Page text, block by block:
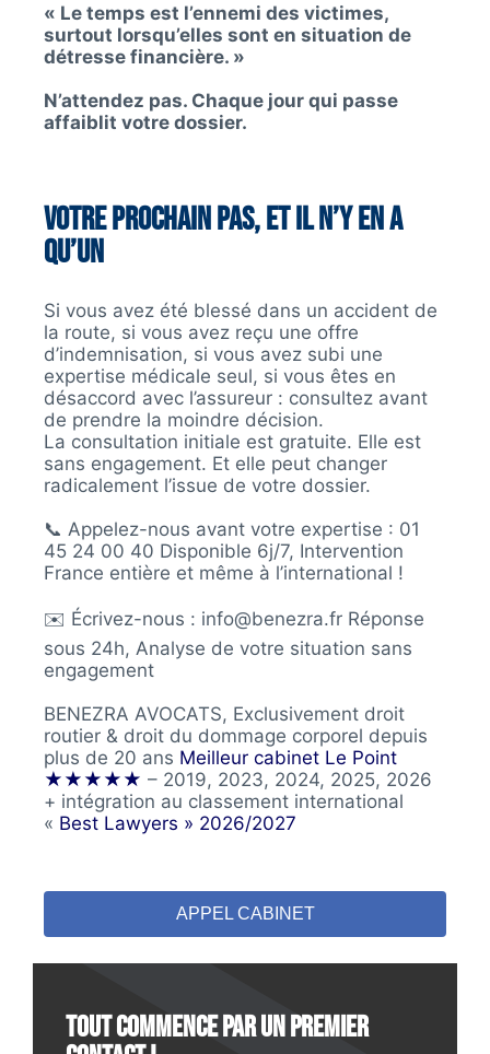
« Le temps est l’ennemi des victimes,
surtout lorsqu’elles sont en situation de
détresse financière. »
N’attendez pas. Chaque jour qui passe
affaiblit votre dossier.
Votre prochain pas, et il n’y en a
qu’un
Si vous avez été blessé dans un accident de
la route, si vous avez reçu une offre
d’indemnisation, si vous avez subi une
expertise médicale seul, si vous êtes en
désaccord avec l’assureur : consultez avant
de prendre la moindre décision.
La consultation initiale est gratuite. Elle est
sans engagement. Et elle peut changer
radicalement l’issue de votre dossier.
📞 Appelez-nous avant votre expertise : 01
45 24 00 40 Disponible 6j/7, Intervention
France entière et même à l’international !
✉️ Écrivez-nous : info@benezra.fr Réponse
sous 24h, Analyse de votre situation sans
engagement
BENEZRA AVOCATS, Exclusivement droit
routier & droit du dommage corporel depuis
plus de 20 ans Meilleur cabinet Le Point
★★★★★ – 2019, 2023, 2024, 2025, 2026
+ intégration au classement international
« Best Lawyers » 2026/2027
APPEL CABINET
Tout commence par un premier